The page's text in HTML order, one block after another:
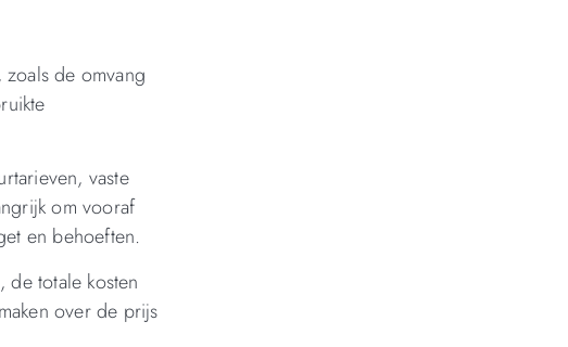
de omvang
vaste
om vooraf
en behoeften.
totale kosten
over de prijs